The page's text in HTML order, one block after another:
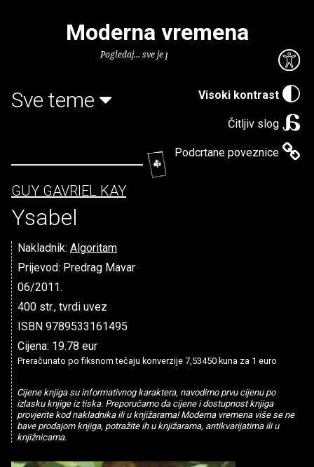
Visoki kontrast
Čitljiv slog
Podcrtane poveznice
Moderna vremena
Pogledaj... sve je puno knjiga.
Sve teme
GUY GAVRIEL KAY
Ysabel
Nakladnik: Algoritam
Prijevod: Predrag Mavar
06/2011.
400 str., tvrdi uvez
ISBN 9789533161495
Cijena: 19.78 eur
Preračunato po fiksnom tečaju konverzije 7,53450 kuna za 1 euro
Cijene knjiga su informativnog karaktera, navodimo prvu cijenu po
izlasku knjige iz tiska. Preporučamo da cijene i dostupnost knjiga
provjerite kod nakladnika ili u knjižarama! Moderna vremena više se ne
bave prodajom knjiga, potražite ih u knjižarama, antikvarijatima ili u
knjižnicama.